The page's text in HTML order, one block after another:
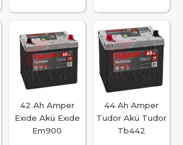
42 Ah Amper
Exide Akü Exıde
Em900
44 Ah Amper
Tudor Akü Tudor
Tb442